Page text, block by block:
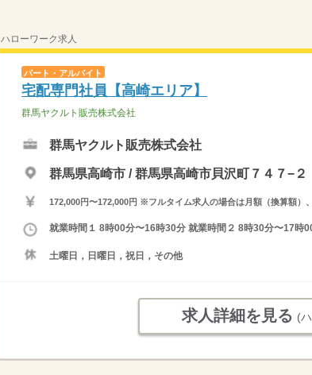
ハローワーク求人
パート・アルバイト
宅配専門社員【高崎エリア】
群馬ヤクルト販売株式会社
群馬ヤクルト販売株式会社
群馬県高崎市 / 群馬県高崎市貝沢町７４７−
172,000円〜172,000円 ※フルタイム求人の場合は月額（換算額）
就業時間１ 8時00分〜16時30分 就業時間２ 8時30分〜17時
土曜日，日曜日，祝日，その他
求人詳細を見る (